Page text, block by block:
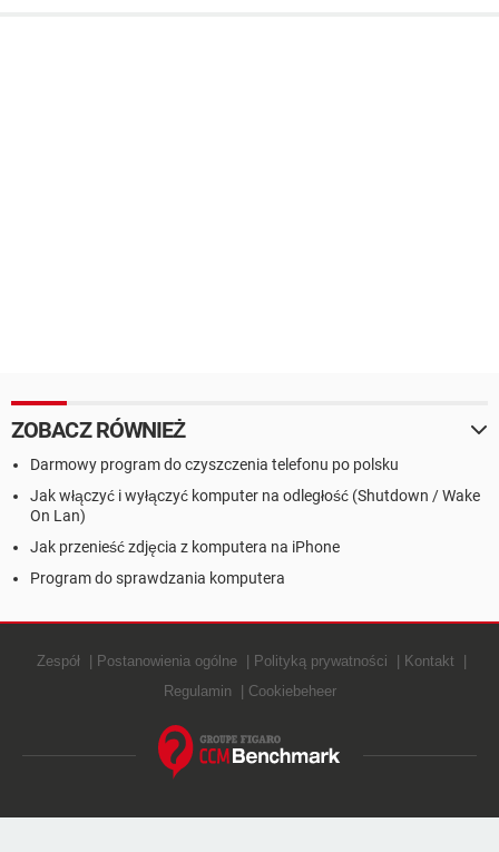
ZOBACZ RÓWNIEŻ
Darmowy program do czyszczenia telefonu po polsku
Jak włączyć i wyłączyć komputer na odległość (Shutdown / Wake
On Lan)
Jak przenieść zdjęcia z komputera na iPhone
Program do sprawdzania komputera
Zespół Postanowienia ogólne Polityką prywatności
Kontakt
Regulamin
Cookiebeheer